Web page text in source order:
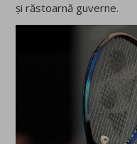
și răstoarnă guverne.